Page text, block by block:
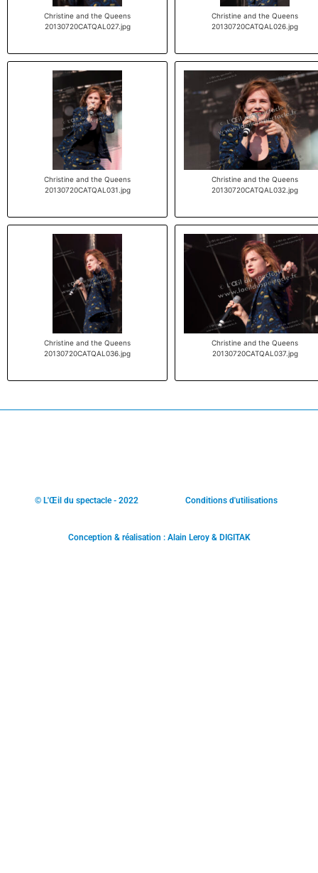
Christine and the Queens
20130720CATQAL027.jpg
Christine and the Queens
20130720CATQAL026.jpg
Christine and the Queens
20130720CATQAL031.jpg
Christine and the Queens
20130720CATQAL032.jpg
Christine and the Queens
20130720CATQAL036.jpg
Christine and the Queens
20130720CATQAL037.jpg
© L'Œil du spectacle - 2022 Conditions d'utilisations
Conception & réalisation : Alain Leroy & DIGITAK